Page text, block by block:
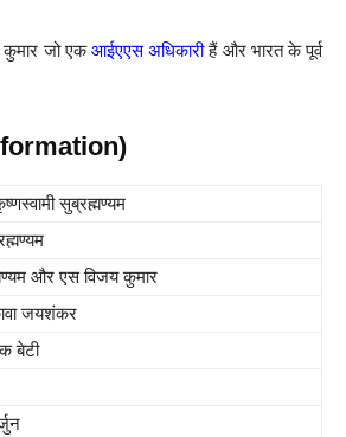
जो एकआईएएस अधिकारीहैं और भारत के पूर्व
सुब्रह्मण्यम
और एस विजय कुमार
जयशंकर
बेटी